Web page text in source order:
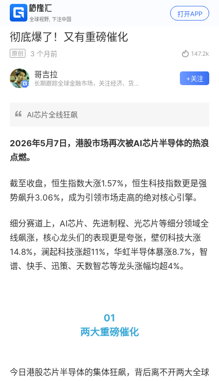
全球视野, 下注中国
打开APP
彻底爆了！又有重磅催化
原创 3 个月前  147.2k
哥吉拉
长期跟踪全球金融市场，关注经济、货币
+关注
AI芯片全线狂飙
2026年5月7日，港股市场再次被AI芯片半导体的热浪
点燃。
截至收盘，恒生指数大涨1.57% ，恒生科技指数更是强
势飙升3.06% ，成为引领市场走高的绝对核心引擎。
细分赛道上， AI芯片、先进制程、光芯片等细分领域全
线飙涨， 核心龙头们的表现更是夸张，壁仞科技大涨
14.8% ，澜起科技涨超11% ，华虹半导体暴涨8.7% ， 智
谱、快手、迅策、 天数智芯等龙头涨幅均超4%。
01
两大重磅催化
今日港股芯片半导体的集体狂飙，背后离不开两大全球